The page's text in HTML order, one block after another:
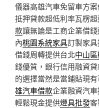
儀器高雄汽車免留車方
抵押貸款超低利率瓦楞
款讓無論是工商企業借
內桃園系統家具訂製家
借錢周轉提供台北中山
錢優質，銀行信用融資
的選擇當然是當鋪貼現
雄汽車借款企業融資汽
輕鬆現金提供燈具批發